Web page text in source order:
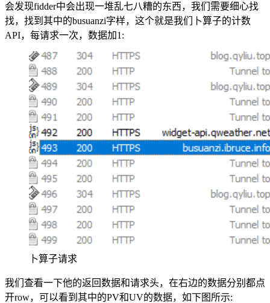
会发现fidder中会出现一堆乱七八糟的东西，我们需要细心找
找，找到其中的busuanzi字样，这个就是我们卜算子的计数
API，每请求一次，数据加1:
卜算子请求
我们查看一下他的返回数据和请求头，在右边的数据分别都点
开row，可以看到其中的PV和UV的数据，如下图所示: